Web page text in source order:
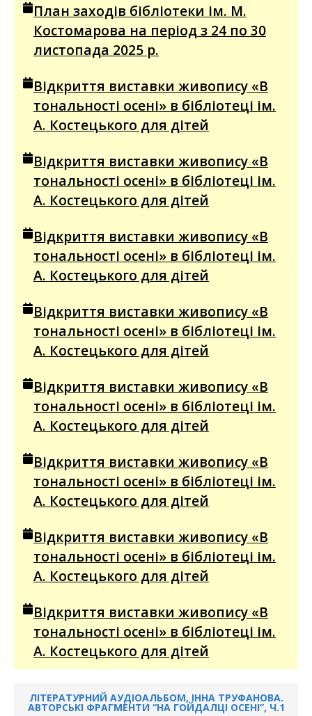
План заходів бібліотеки ім. М.
Костомарова на період з 24 по 30
листопада 2025 р.
Відкриття виставки живопису «В
тональності осені» в бібліотеці ім.
А. Костецького для дітей
Відкриття виставки живопису «В
тональності осені» в бібліотеці ім.
А. Костецького для дітей
Відкриття виставки живопису «В
тональності осені» в бібліотеці ім.
А. Костецького для дітей
Відкриття виставки живопису «В
тональності осені» в бібліотеці ім.
А. Костецького для дітей
Відкриття виставки живопису «В
тональності осені» в бібліотеці ім.
А. Костецького для дітей
Відкриття виставки живопису «В
тональності осені» в бібліотеці ім.
А. Костецького для дітей
Відкриття виставки живопису «В
тональності осені» в бібліотеці ім.
А. Костецького для дітей
Відкриття виставки живопису «В
тональності осені» в бібліотеці ім.
А. Костецького для дітей
ЛІТЕРАТУРНИЙ АУДІОАЛЬБОМ, ІННА ТРУФАНОВА.
АВТОРСЬКІ ФРАГМЕНТИ “НА ГОЙДАЛЦІ ОСЕНІ”, Ч.1